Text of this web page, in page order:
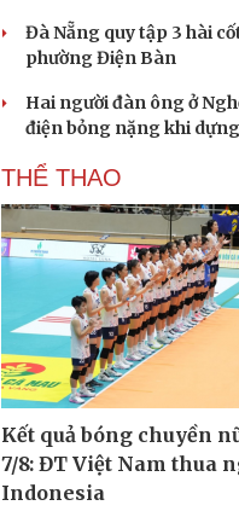
Đà Nẵng quy tập 3 hài
phường Điện Bàn
Hai người đàn ông ở
điện bỏng nặng khi
THỂ THAO
Kết quả bóng chuyền
7/8: ĐT Việt Nam thua
Indonesia